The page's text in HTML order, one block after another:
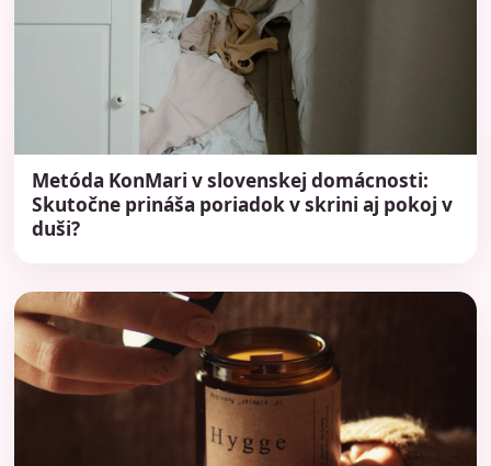
Metóda KonMari v slovenskej domácnosti:
Skutočne prináša poriadok v skrini aj pokoj v
duši?